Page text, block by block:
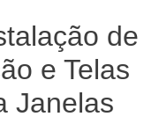
de
e Telas
Janelas